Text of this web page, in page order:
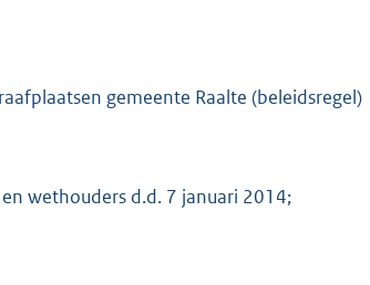
gemeente Raalte (beleidsregel)
wethouders d.d. 7 januari 2014;